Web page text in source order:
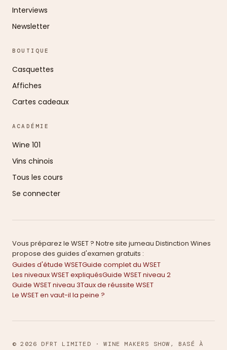
Interviews
Newsletter
BOUTIQUE
Casquettes
Affiches
Cartes cadeaux
ACADÉMIE
Wine 101
Vins chinois
Tous les cours
Se connecter
Vous préparez le WSET ? Notre site jumeau Distinction Wines
propose des guides d'examen gratuits :
Guides d'étude WSETGuide complet du WSET
Les niveaux WSET expliquésGuide WSET niveau 2
Guide WSET niveau 3Taux de réussite WSET
Le WSET en vaut-il la peine ?
© 2026 DFRT LIMITED · WINE MAKERS SHOW, BASÉ À